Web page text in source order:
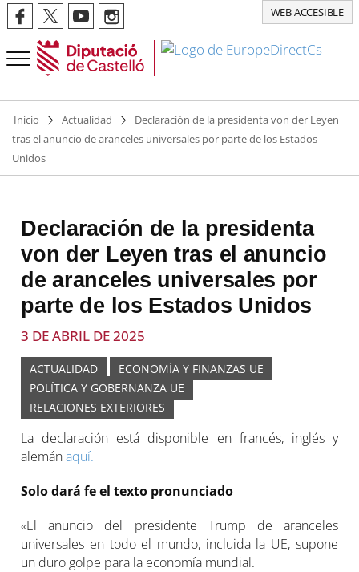
WEB ACCESIBLE
Inicio Actualidad
Declaración de la presidenta von der Leyen
tras el anuncio de aranceles universales por parte de los Estados
Unidos
Declaración de la presidenta
von der Leyen tras el anuncio
de aranceles universales por
parte de los Estados Unidos
3 DE ABRIL DE 2025
ACTUALIDAD
ECONOMÍA Y FINANZAS UE
POLÍTICA Y GOBERNANZA UE
RELACIONES EXTERIORES
La declaración está disponible en francés, inglés y
alemánaquí.
Solo dará fe el texto pronunciado
«El anuncio del presidente Trump de aranceles
universales en todo el mundo, incluida la UE, supone
un duro golpe para la economía mundial.